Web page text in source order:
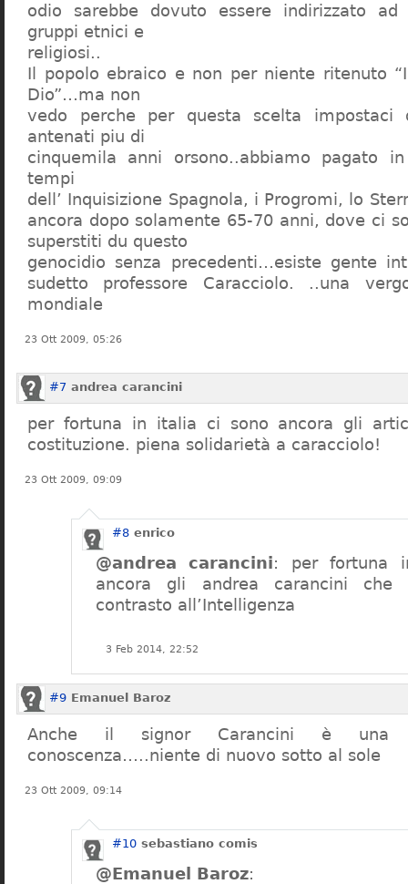
odio sarebbe dovuto essere indirizzato
gruppi etnici e
religiosi..
Il popolo ebraico e non per niente ritenuto
Dio”…ma non
vedo perche per questa scelta
antenati piu di
cinquemila anni orsono..abbiamo pagato
tempi
dell’ Inquisizione Spagnola, i Progromi, lo
ancora dopo solamente 65-70 anni, dove ci
superstiti du questo
genocidio senza precedenti…esiste gente
sudetto professore Caracciolo. ..una
mondiale
23 Ott 2009, 05:26
#7 andrea carancini
per fortuna in italia ci sono ancora gli
costituzione. piena solidarietà a caracciolo!
23 Ott 2009, 09:09
#8 enrico
@andrea carancini: per fortuna
ancora gli andrea carancini
contrasto all’Intelligenza
3 Feb 2014, 22:52
#9 Emanuel Baroz
Anche il signor Carancini è una
conoscenza…..niente di nuovo sotto al sole
23 Ott 2009, 09:14
#10 sebastiano comis
@Emanuel Baroz: